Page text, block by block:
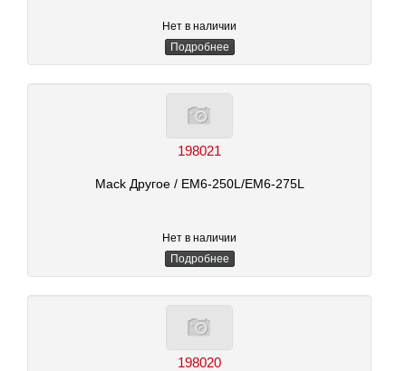
Нет в наличии
Подробнее
198021
Mack Другое / EM6-250L/EM6-275L
Нет в наличии
Подробнее
198020